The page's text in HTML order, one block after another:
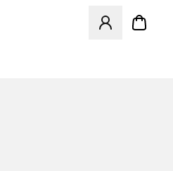
Åbner en